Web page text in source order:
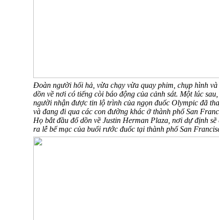
Đoàn người hối hả, vừa chạy vừa quay phim, chụp hình và
dồn về nơi có tiếng còi báo động của cảnh sát. Một lúc
người nhận được tin lộ trình của ngọn đuốc Olympic đã
và đang đi qua các con đường khác ở thành phố San
Họ bắt đầu đổ dồn về Justin Herman Plaza, nơi dự định sẽ
ra lễ bế mạc của buổi rước đuốc tại thành phố San